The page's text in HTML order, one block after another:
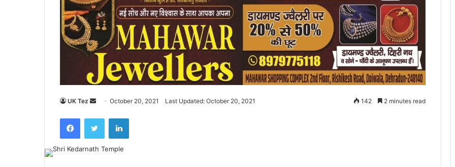
UK Tez
n
d
a
October 20, 2021 Last Updated: October 20, 2021 142 2 minutes read